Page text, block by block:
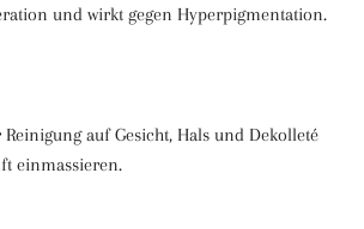
und wirkt gegen Hyperpigmentation.
auf Gesicht, Hals und Dekolleté
einmassieren.